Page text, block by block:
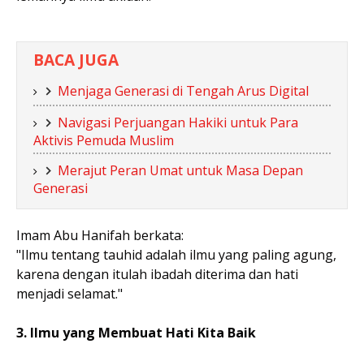
BACA JUGA
Menjaga Generasi di Tengah Arus Digital
Navigasi Perjuangan Hakiki untuk Para
Aktivis Pemuda Muslim
Merajut Peran Umat untuk Masa Depan
Generasi
Imam Abu Hanifah berkata:
"Ilmu tentang tauhid adalah ilmu yang paling agung,
karena dengan itulah ibadah diterima dan hati
menjadi selamat."
3. Ilmu yang Membuat Hati Kita Baik